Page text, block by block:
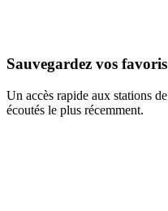
Sauvegardez vos favoris
Un accès rapide aux stations
écoutés le plus récemment.